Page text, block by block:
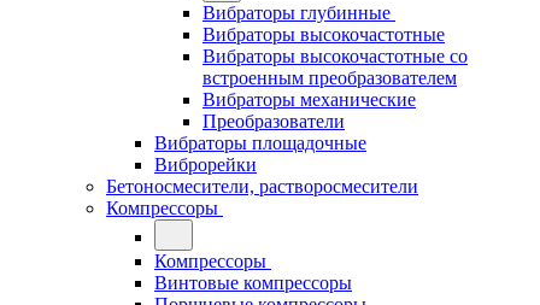
Вибраторы глубинные
Вибраторы высокочастотные
Вибраторы высокочастотные со
встроенным преобразователем
Вибраторы механические
Преобразователи
Вибраторы площадочные
Виброрейки
Бетоносмесители, растворосмесители
Компрессоры
Компрессоры
Винтовые компрессоры